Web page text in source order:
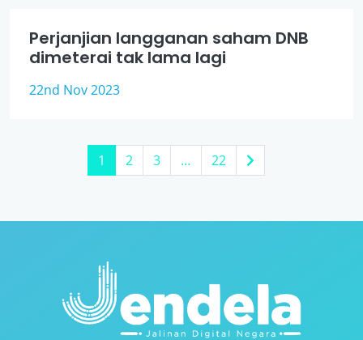
Perjanjian langganan saham DNB
dimeterai tak lama lagi
22nd Nov 2023
1 2 3 … 22